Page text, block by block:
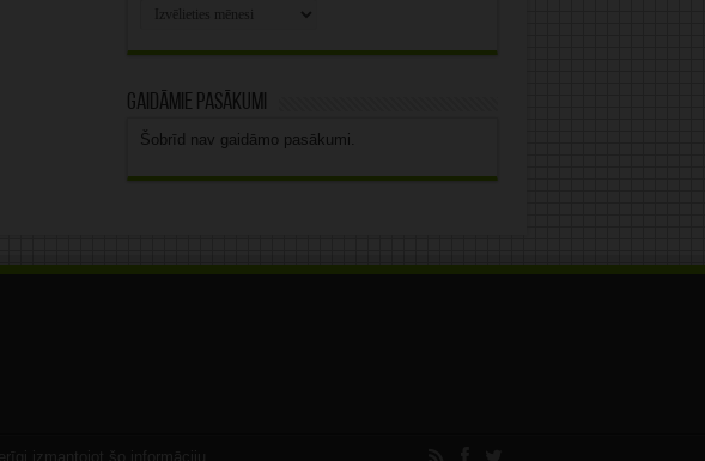
Gaidāmie pasākumi
Šobrīd nav gaidāmo pasākumi.
izmantojot šo informāciju.